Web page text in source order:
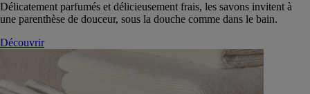
Délicatement parfumés et délicieusement frais, les savons invitent à
une parenthèse de douceur, sous la douche comme dans le bain.
Découvrir